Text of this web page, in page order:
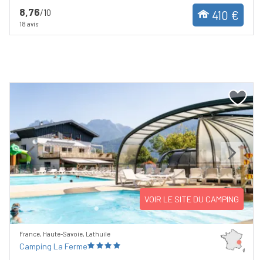
8,76/10
18 avis
410 €
Previous Next
VOIR LE SITE DU CAMPING
France, Haute-Savoie, Lathuile
Camping La Ferme